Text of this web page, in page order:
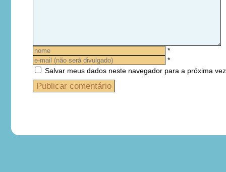
*
*
Salvar meus dados neste navegador para a próxima